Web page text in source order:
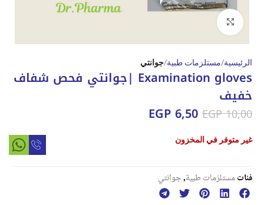
Click to enlarge
الرئيسية مستلزمات طبية جوانتي
Examination gloves |جوانتي فحص شفاف
خفيف
EGP10,00
EGP6,50
غير متوفر في المخزون
فئاتمستلزمات طبية,جوانتي